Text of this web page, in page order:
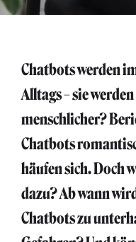
Chatbots werden
Alltags – sie
menschlicher?
Chatbots
häufen sich. Doch
dazu? Ab wann
Chatbots zu